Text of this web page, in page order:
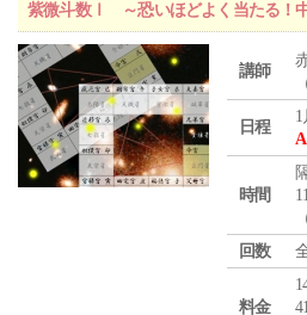
紫微斗数Ⅰ ～恐いほどよく当たる！
講師
日程
1
時間
回数
料金